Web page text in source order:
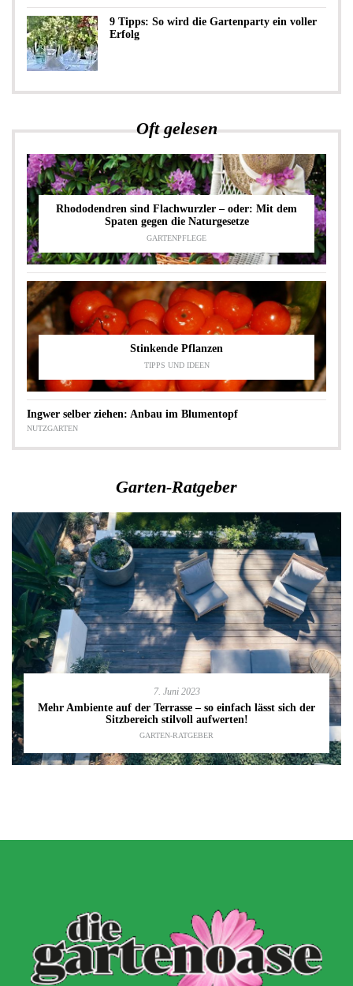
9 Tipps: So wird die Gartenparty ein voller
Erfolg
Oft gelesen
Rhododendren sind Flachwurzler – oder: Mit dem
Spaten gegen die Naturgesetze
GARTENPFLEGE
Stinkende Pflanzen
TIPPS UND IDEEN
Ingwer selber ziehen: Anbau im Blumentopf
NUTZGARTEN
Garten-Ratgeber
7. Juni 2023
Mehr Ambiente auf der Terrasse – so einfach lässt sich der
Sitzbereich stilvoll aufwerten!
GARTEN-RATGEBER